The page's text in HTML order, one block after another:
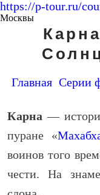
https://p-tour.ru/
Москвы
Главная Серии
Карна —
пуране «
воинов того
чести. На